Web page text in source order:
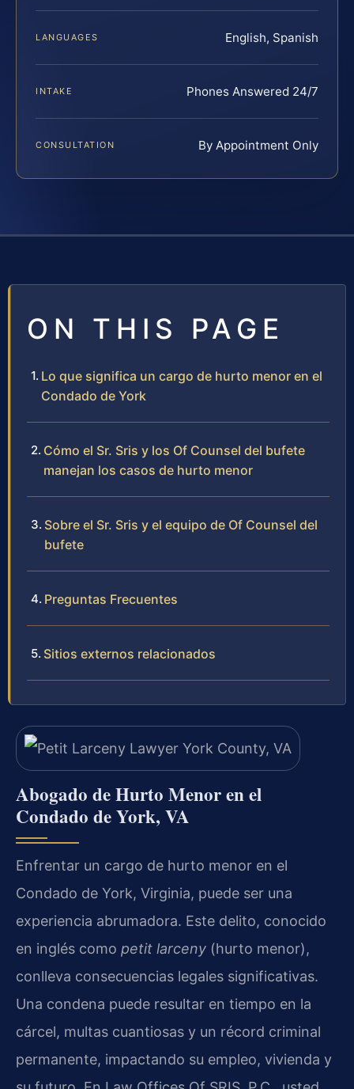
LANGUAGES English, Spanish
INTAKE Phones Answered 24/7
CONSULTATION By Appointment Only
ON THIS PAGE
Lo que significa un cargo de hurto menor en el
Condado de York
Cómo el Sr. Sris y los Of Counsel del bufete
manejan los casos de hurto menor
Sobre el Sr. Sris y el equipo de Of Counsel del
bufete
Preguntas Frecuentes
Sitios externos relacionados
Abogado de Hurto Menor en el
Condado de York, VA
Enfrentar un cargo de hurto menor en el
Condado de York, Virginia, puede ser una
experiencia abrumadora. Este delito, conocido
en inglés como petit larceny (hurto menor),
conlleva consecuencias legales significativas.
Una condena puede resultar en tiempo en la
cárcel, multas cuantiosas y un récord criminal
permanente, impactando su empleo, vivienda y